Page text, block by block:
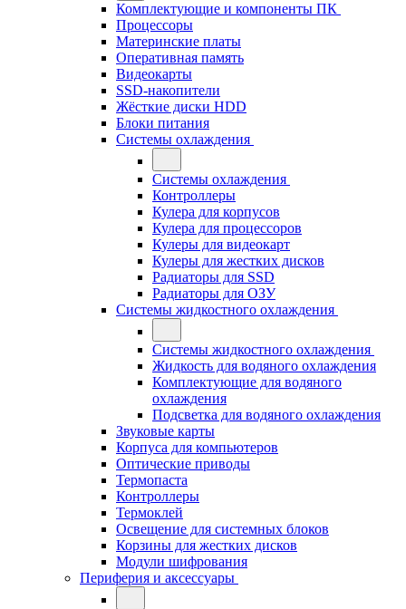
Комплектующие и компоненты ПК
Процессоры
Материнские платы
Оперативная память
Видеокарты
SSD-накопители
Жёсткие диски HDD
Блоки питания
Системы охлаждения
Системы охлаждения
Контроллеры
Кулера для корпусов
Кулера для процессоров
Кулеры для видеокарт
Кулеры для жестких дисков
Радиаторы для SSD
Радиаторы для ОЗУ
Системы жидкостного охлаждения
Системы жидкостного охлаждения
Жидкость для водяного охлаждения
Комплектующие для водяного
охлаждения
Подсветка для водяного охлаждения
Звуковые карты
Корпуса для компьютеров
Оптические приводы
Термопаста
Контроллеры
Термоклей
Освещение для системных блоков
Корзины для жестких дисков
Модули шифрования
Периферия и аксессуары